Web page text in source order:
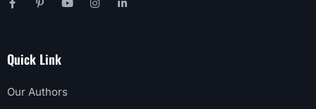
Quick Link
Our Authors